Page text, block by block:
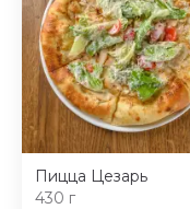
Пицца Цезарь
430 г